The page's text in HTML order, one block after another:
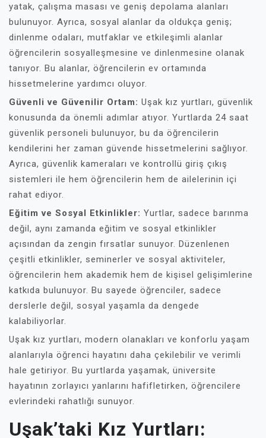
yatak, çalışma masası ve geniş depolama alanları
bulunuyor. Ayrıca, sosyal alanlar da oldukça geniş;
dinlenme odaları, mutfaklar ve etkileşimli alanlar
öğrencilerin sosyalleşmesine ve dinlenmesine olanak
tanıyor. Bu alanlar, öğrencilerin ev ortamında
hissetmelerine yardımcı oluyor.
Güvenli ve Güvenilir Ortam: Uşak kız yurtları, güvenlik
konusunda da önemli adımlar atıyor. Yurtlarda 24 saat
güvenlik personeli bulunuyor, bu da öğrencilerin
kendilerini her zaman güvende hissetmelerini sağlıyor.
Ayrıca, güvenlik kameraları ve kontrollü giriş çıkış
sistemleri ile hem öğrencilerin hem de ailelerinin içi
rahat ediyor.
Eğitim ve Sosyal Etkinlikler: Yurtlar, sadece barınma
değil, aynı zamanda eğitim ve sosyal etkinlikler
açısından da zengin fırsatlar sunuyor. Düzenlenen
çeşitli etkinlikler, seminerler ve sosyal aktiviteler,
öğrencilerin hem akademik hem de kişisel gelişimlerine
katkıda bulunuyor. Bu sayede öğrenciler, sadece
derslerle değil, sosyal yaşamla da dengede
kalabiliyorlar.
Uşak kız yurtları, modern olanakları ve konforlu yaşam
alanlarıyla öğrenci hayatını daha çekilebilir ve verimli
hale getiriyor. Bu yurtlarda yaşamak, üniversite
hayatının zorlayıcı yanlarını hafifletirken, öğrencilere
evlerindeki rahatlığı sunuyor.
Uşak’taki Kız Yurtları: